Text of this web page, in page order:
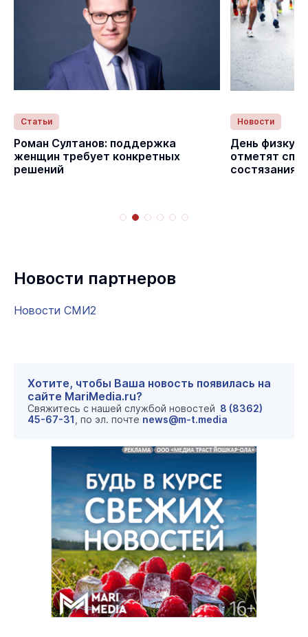
Статьи
Роман Султанов: поддержка
женщин требует конкретных
решений
Новости
День
отметят
Новости партнеров
Новости СМИ2
Хотите, чтобы Ваша новость появилась на
сайте MariMedia.ru?
Свяжитесь с нашей службой новостей 8 (8362)
45-67-31 , по эл. почте news@m-t.media